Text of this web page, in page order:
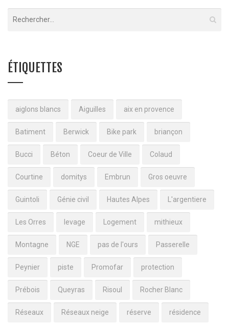
ÉTIQUETTES
aiglons blancs Aiguilles aix en provence
Batiment Berwick Bike park briançon
Bucci Béton Coeur de Ville Colaud
Courtine domitys Embrun Gros oeuvre
Guintoli Génie civil Hautes Alpes L'argentiere
Les Orres levage Logement mithieux
Montagne NGE pas de l'ours Passerelle
Peynier piste Promofar protection
Prébois Queyras Risoul Rocher Blanc
Réseaux Réseaux neige réserve résidence